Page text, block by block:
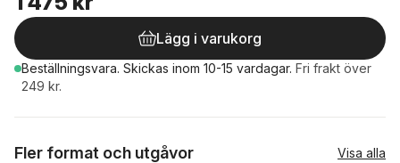
Lägg i varukorg
Beställningsvara. Skickas inom 10-15 vardagar. Fri frakt över
249 kr.
Fler format och utgåvor Visa alla